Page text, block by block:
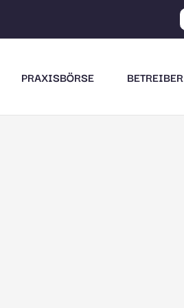
PRAXISBÖRSE BETREIBER